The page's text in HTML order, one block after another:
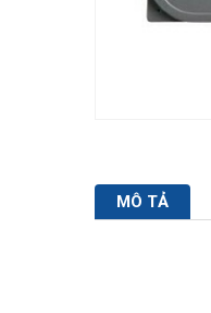
MÔ TẢ